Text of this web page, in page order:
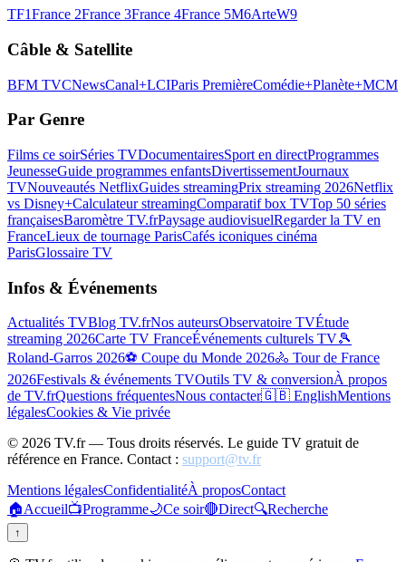
TF1France 2France 3France 4France 5M6ArteW9
Câble & Satellite
BFM TVCNewsCanal+LCIParis PremièreComédie+Planète+MCM
Par Genre
Films ce soirSéries TVDocumentairesSport en directProgrammes
JeunesseGuide programmes enfantsDivertissementJournaux
TVNouveautés NetflixGuides streamingPrix streaming 2026Netflix
vs Disney+Calculateur streamingComparatif box TVTop 50 séries
françaisesBaromètre TV.frPaysage audiovisuelRegarder la TV en
FranceLieux de tournage ParisCafés iconiques cinéma
ParisGlossaire TV
Infos & Événements
Actualités TVBlog TV.frNos auteursObservatoire TVÉtude
streaming 2026Carte TV FranceÉvénements culturels TV🎾
Roland-Garros 2026⚽ Coupe du Monde 2026🚴 Tour de France
2026Festivals & événements TVOutils TV & conversionÀ propos
de TV.frQuestions fréquentesNous contacter🇬🇧 EnglishMentions
légalesCookies & Vie privée
© 2026 TV.fr — Tous droits réservés. Le guide TV gratuit de
référence en France. Contact : support@tv.fr
Mentions légalesConfidentialitéÀ proposContact
🏠Accueil📺Programme🌙Ce soir🔴Direct🔍Recherche
↑